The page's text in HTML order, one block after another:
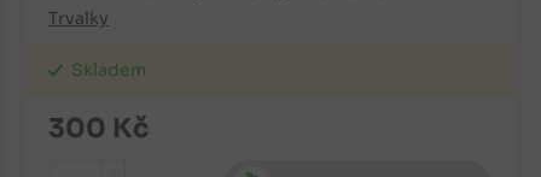
Trvalky
Skladem
300 Kč